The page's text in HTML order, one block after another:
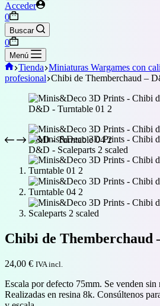
Acceder
Carro
de
compra
0
Buscar
Carro
de
compra
0
Menú
Inicio
Tienda Miniaturas Wargames con
profesional Chibi de Themberchaud –
Chibi de Themberchaud
24,00 € IVA incl.
Escala por defecto 75mm. Se venden sin
Realizadas en resina 8k. Consúltenos